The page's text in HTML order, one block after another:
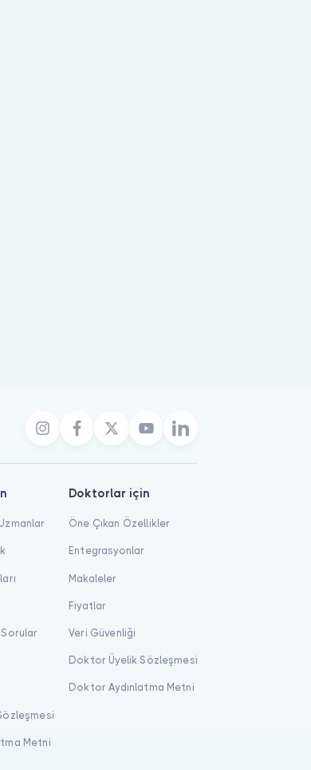
Sorular
Metni
Doktorlar için
Öne Çıkan Özellikler
Entegrasyonlar
Makaleler
Fiyatlar
Veri Güvenliği
Doktor Üyelik Sözleşmesi
Doktor Aydınlatma Metni